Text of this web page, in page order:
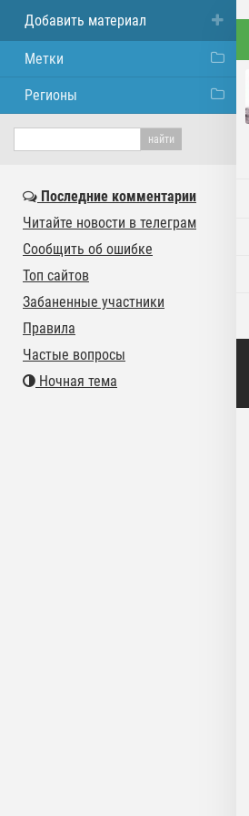
Добавить материал
Метки
Регионы
Последние комментарии
Читайте новости в телеграм
Сообщить об ошибке
Топ сайтов
Забаненные участники
Правила
Частые вопросы
Ночная тема